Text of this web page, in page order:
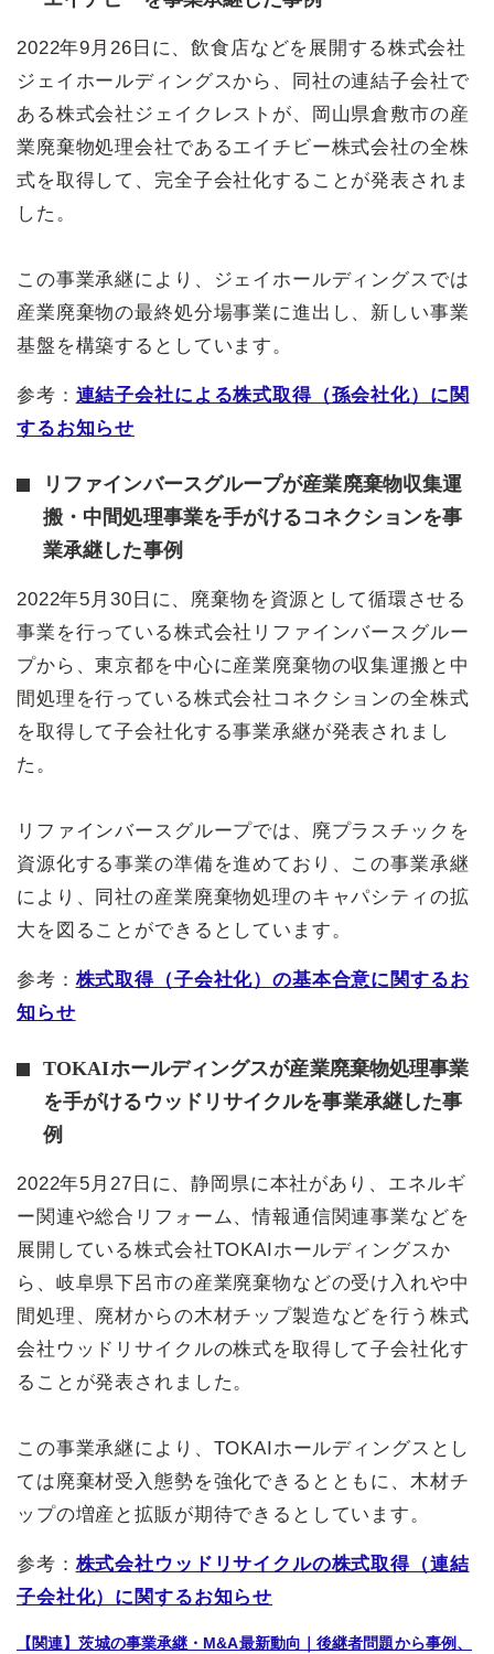
2022年9月26日に、飲食店などを展開する株式会社
ジェイホールディングスから、同社の連結子会社で
ある株式会社ジェイクレストが、岡山県倉敷市の産
業廃棄物処理会社であるエイチビー株式会社の全株
式を取得して、完全子会社化することが発表されま
した。
この事業承継により、ジェイホールディングスでは
産業廃棄物の最終処分場事業に進出し、新しい事業
基盤を構築するとしています。
参考： 連結子会社による株式取得（孫会社化）に関
するお知らせ
リファインバースグループが産業廃棄物収集運
搬・中間処理事業を手がけるコネクションを事
業承継した事例
2022年5月30日に、廃棄物を資源として循環させる
事業を行っている株式会社リファインバースグルー
プから、東京都を中心に産業廃棄物の収集運搬と中
間処理を行っている株式会社コネクションの全株式
を取得して子会社化する事業承継が発表されまし
た。
リファインバースグループでは、廃プラスチックを
資源化する事業の準備を進めており、この事業承継
により、同社の産業廃棄物処理のキャパシティの拡
大を図ることができるとしています。
参考： 株式取得（子会社化）の基本合意に関するお
知らせ
TOKAIホールディングスが産業廃棄物処理事業
を手がけるウッドリサイクルを事業承継した事
例
2022年5月27日に、静岡県に本社があり、エネルギ
ー関連や総合リフォーム、情報通信関連事業などを
展開している株式会社TOKAIホールディングスか
ら、岐阜県下呂市の産業廃棄物などの受け入れや中
間処理、廃材からの木材チップ製造などを行う株式
会社ウッドリサイクルの株式を取得して子会社化す
ることが発表されました。
この事業承継により、TOKAIホールディングスとし
ては廃棄材受入態勢を強化できるとともに、木材チ
ップの増産と拡販が期待できるとしています。
参考： 株式会社ウッドリサイクルの株式取得（連結
子会社化）に関するお知らせ
【関連】茨城の事業承継・M&A最新動向｜後継者問題から事例、